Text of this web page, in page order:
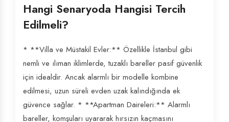
Hangi Senaryoda Hangisi Tercih
Edilmeli?
* **Villa ve Müstakil Evler:** Özellikle İstanbul gibi
nemli ve ılıman iklimlerde, tuzaklı bareller pasif güvenlik
için idealdir. Ancak alarmlı bir modelle kombine
edilmesi, uzun süreli evden uzak kalındığında ek
güvence sağlar. * **Apartman Daireleri:** Alarmlı
bareller, komşuları uyararak hırsızın kaçmasını